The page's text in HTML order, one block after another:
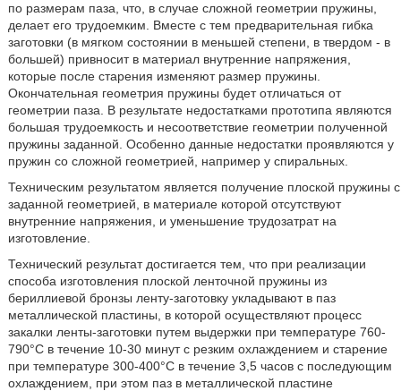
по размерам паза, что, в случае сложной геометрии пружины,
делает его трудоемким. Вместе с тем предварительная гибка
заготовки (в мягком состоянии в меньшей степени, в твердом - в
большей) привносит в материал внутренние напряжения,
которые после старения изменяют размер пружины.
Окончательная геометрия пружины будет отличаться от
геометрии паза. В результате недостатками прототипа являются
большая трудоемкость и несоответствие геометрии полученной
пружины заданной. Особенно данные недостатки проявляются у
пружин со сложной геометрией, например у спиральных.
Техническим результатом является получение плоской пружины с
заданной геометрией, в материале которой отсутствуют
внутренние напряжения, и уменьшение трудозатрат на
изготовление.
Технический результат достигается тем, что при реализации
способа изготовления плоской ленточной пружины из
бериллиевой бронзы ленту-заготовку укладывают в паз
металлической пластины, в которой осуществляют процесс
закалки ленты-заготовки путем выдержки при температуре 760-
790°С в течение 10-30 минут с резким охлаждением и старение
при температуре 300-400°С в течение 3,5 часов с последующим
охлаждением, при этом паз в металлической пластине